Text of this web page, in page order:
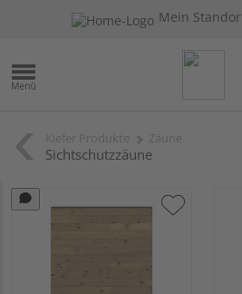
Mein
Sichtschutzzäune